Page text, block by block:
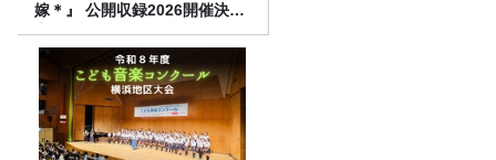
嫁＊』 公開収録2026開催決
定！